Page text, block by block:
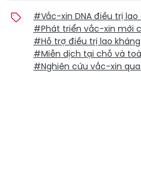
#Vắc-xin DNA điều trị lao
#Phát triển vắc-xin mới
#Hỗ trợ điều trị lao
#Miễn dịch tại chỗ và
#Nghiên cứu vắc-xin